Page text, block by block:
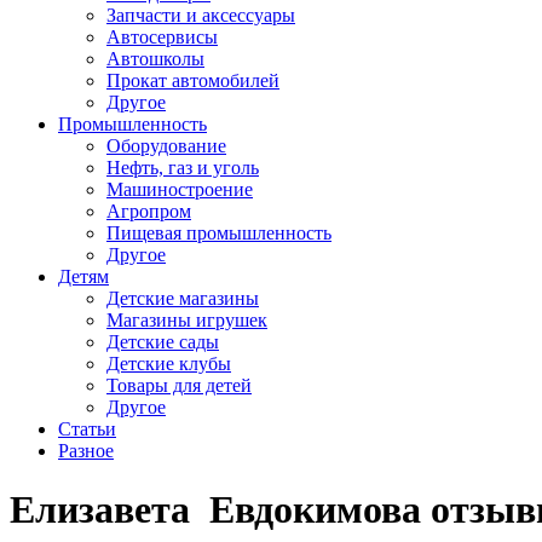
Запчасти и аксессуары
Автосервисы
Автошколы
Прокат автомобилей
Другое
Промышленность
Оборудование
Нефть, газ и уголь
Машиностроение
Агропром
Пищевая промышленность
Другое
Детям
Детские магазины
Магазины игрушек
Детские сады
Детские клубы
Товары для детей
Другое
Статьи
Разное
Елизавета Евдокимова